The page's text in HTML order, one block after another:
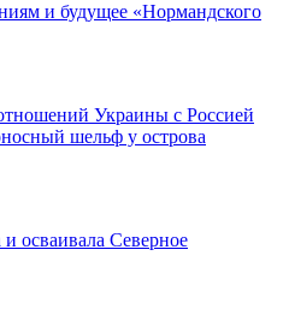
и будущее «Нормандского
Украины с Россией
шельф у острова
осваивала Северное